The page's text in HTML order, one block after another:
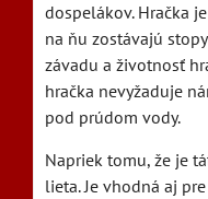
dospelákov. Hračka
na ňu zostávajú
závadu a životnosť
hračka nevyžaduje
pod prúdom vody.
Napriek tomu, že je
lieta. Je vhodná aj